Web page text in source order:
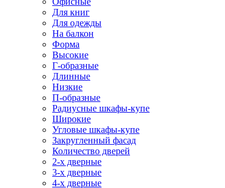
Для книг
Для одежды
На балкон
Форма
Высокие
Г-образные
Длинные
Низкие
П-образные
Радиусные шкафы-купе
Широкие
Угловые шкафы-купе
Закругленный фасад
Количество дверей
2-х дверные
3-х дверные
4-х дверные